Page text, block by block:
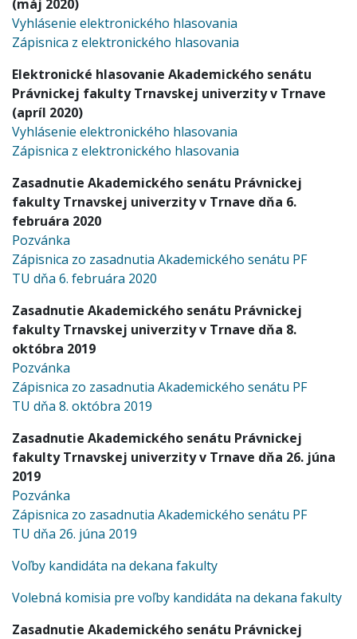
(máj 2020)
Vyhlásenie elektronického hlasovania
Zápisnica z elektronického hlasovania
Elektronické hlasovanie Akademického senátu
Právnickej fakulty Trnavskej univerzity v Trnave
(apríl 2020)
Vyhlásenie elektronického hlasovania
Zápisnica z elektronického hlasovania
Zasadnutie Akademického senátu Právnickej
fakulty Trnavskej univerzity v Trnave dňa 6.
februára 2020
Pozvánka
Zápisnica zo zasadnutia Akademického senátu PF
TU dňa 6. februára 2020
Zasadnutie Akademického senátu Právnickej
fakulty Trnavskej univerzity v Trnave dňa 8.
októbra 2019
Pozvánka
Zápisnica zo zasadnutia Akademického senátu PF
TU dňa 8. októbra 2019
Zasadnutie Akademického senátu Právnickej
fakulty Trnavskej univerzity v Trnave dňa 26. júna
2019
Pozvánka
Zápisnica zo zasadnutia Akademického senátu PF
TU dňa 26. júna 2019
Voľby kandidáta na dekana fakulty
Volebná komisia pre voľby kandidáta na dekana fakulty
Zasadnutie Akademického senátu Právnickej